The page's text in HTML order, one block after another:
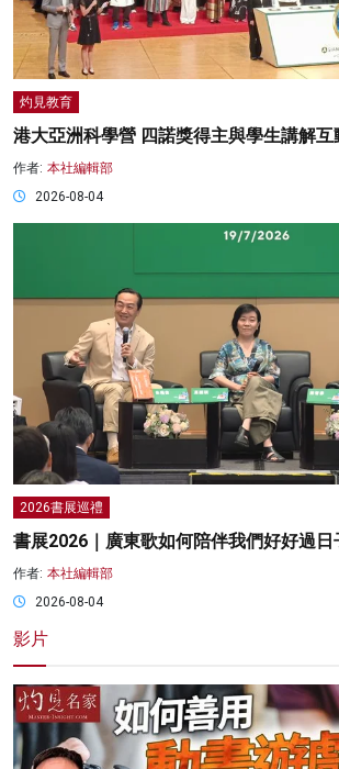
灼見教育
港大亞洲科學營 四諾獎得主與學生講解互
作者: 本社編輯部
2026-08-04
2026書展巡禮
書展2026｜廣東歌如何陪伴我們好好過日
作者: 本社編輯部
2026-08-04
影片